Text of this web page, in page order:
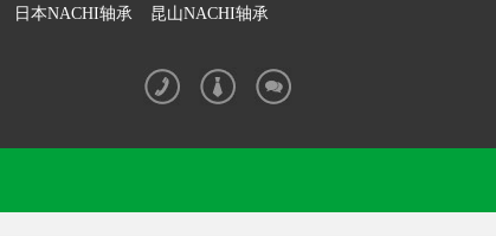
日本NACHI轴承 昆山NACHI轴承